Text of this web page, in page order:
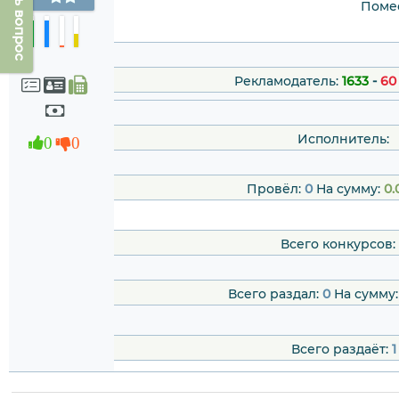
0 0
Рекламодатель: 1633-60
Исполнитель:
Провёл: 0На сумму:
Всего конкурсов:
Всего раздал: 0На
Всего раздаёт: 1